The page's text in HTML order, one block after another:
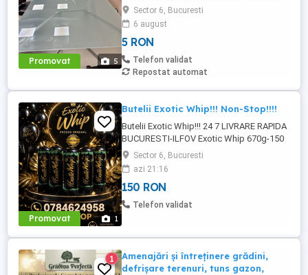
Promovat 5
dimensiuni masa : 4 ml x 1.4 ml x 0.75 ml
Pret total 1000 euro 2. Birou foarte elegant
,lemn cu sticla neagra,4 sertare - 2.80 x
0.70 x 0.75 ml Pret 200 ...
Sector 6, Bucuresti
6 august
5 RON
Telefon validat
Repostat automat
Promovat 1
Butelii Exotic Whip!!! Non-Stop!!!!
Butelii Exotic Whip!!! 24 7 LIVRARE RAPIDA
BUCURESTI-ILFOV Exotic Whip 670g-150
lei!!!! PRODUS ORIGINAL SE POATE
VERIFICA COD QR!!!
Sector 6, Bucuresti
azi 21:16
150 RON
Telefon validat
1
Amenajări și întreținere grădini,
defrișare terenuri, tuns gazon,